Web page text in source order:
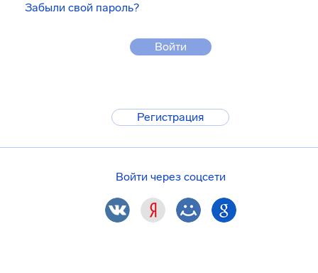
Забыли свой пароль?
Войти
Регистрация
Войти через соцсети